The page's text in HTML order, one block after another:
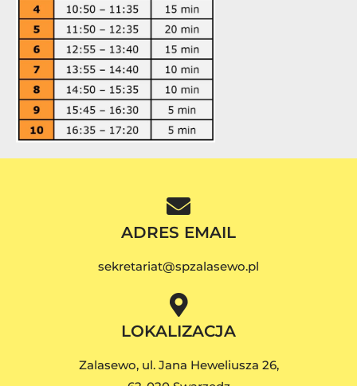
ADRES EMAIL
sekretariat@spzalasewo.pl
LOKALIZACJA
Zalasewo, ul. Jana Heweliusza 26,